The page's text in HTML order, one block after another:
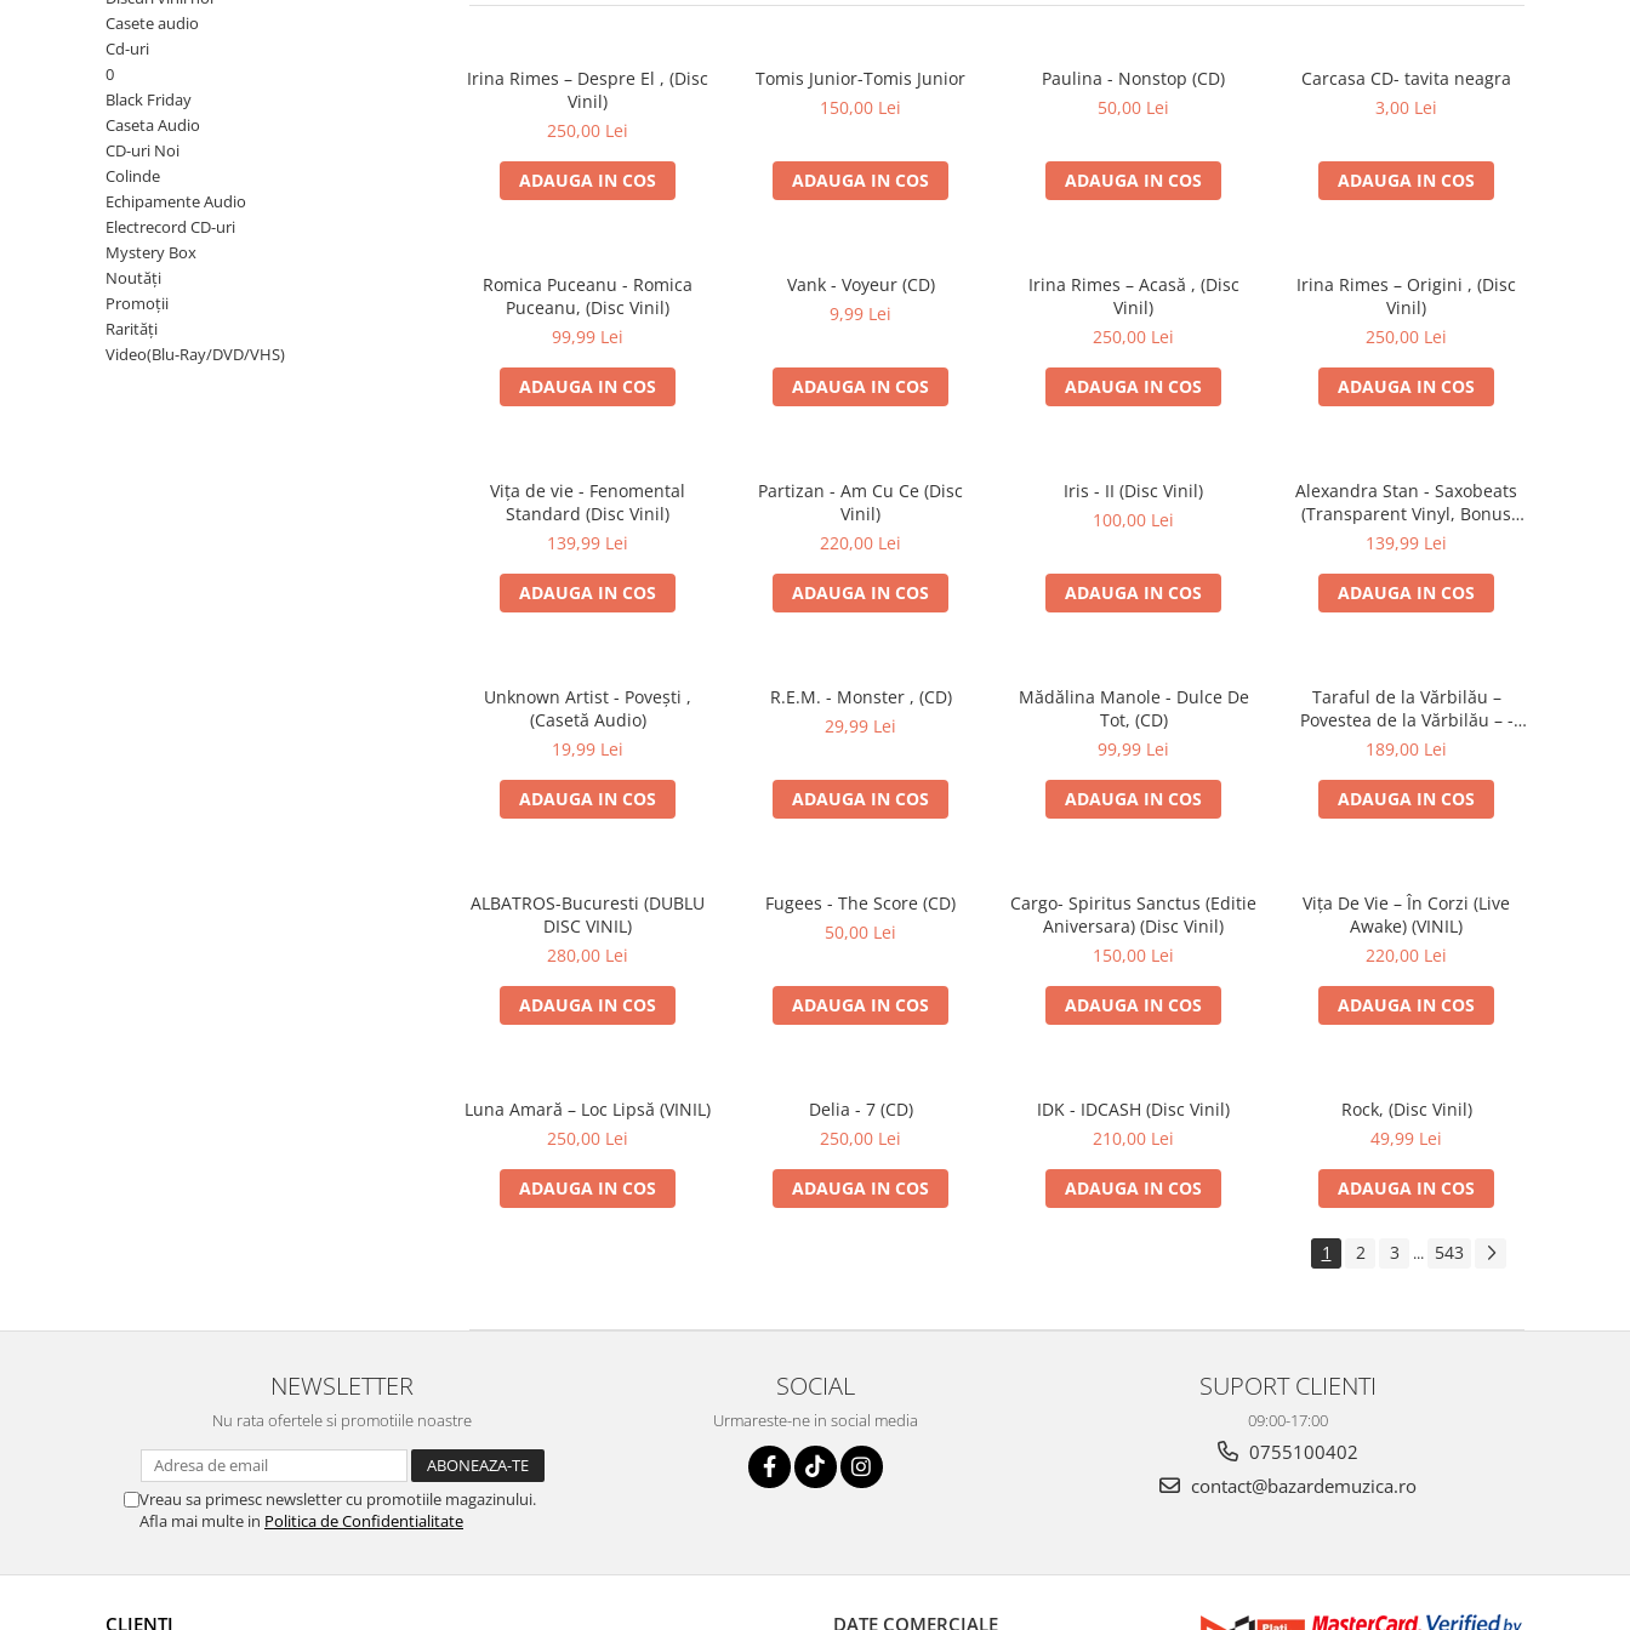
Viniluri Românești
Colecția Electrecord
Casete audio
Cd-uri
0
Black Friday
Caseta Audio
CD-uri Noi
Colinde
Echipamente Audio
Electrecord CD-uri
Mystery Box
Noutăți
Promoții
Rarități
Video(Blu-Ray/DVD/VHS)
Irina Rimes – Despre El , (Disc
Vinil)
250,00 Lei
ADAUGA IN COS
Tomis Junior-Tomis Junior
150,00 Lei
ADAUGA IN COS
Paulina - Nonstop (CD)
50,00 Lei
ADAUGA IN COS
Carcasa CD- tavita neagra
3,00 Lei
ADAUGA IN COS
Romica Puceanu - Romica
Puceanu, (Disc Vinil)
99,99 Lei
ADAUGA IN COS
Vank - Voyeur (CD)
9,99 Lei
ADAUGA IN COS
Irina Rimes – Acasă , (Disc
Vinil)
250,00 Lei
ADAUGA IN COS
Irina Rimes – Origini , (Disc
Vinil)
250,00 Lei
ADAUGA IN COS
Vița de vie - Fenomental
Standard (Disc Vinil)
139,99 Lei
ADAUGA IN COS
Partizan - Am Cu Ce (Disc
Vinil)
220,00 Lei
ADAUGA IN COS
Iris - II (Disc Vinil)
100,00 Lei
ADAUGA IN COS
Alexandra Stan - Saxobeats
(Transparent Vinyl, Bonus
Tracks) ) (Disc Vinil)
139,99 Lei
ADAUGA IN COS
Unknown Artist - Povești ,
(Casetă Audio)
19,99 Lei
ADAUGA IN COS
R.E.M. - Monster , (CD)
29,99 Lei
ADAUGA IN COS
Mădălina Manole - Dulce De
Tot, (CD)
99,99 Lei
ADAUGA IN COS
Taraful de la Vărbilău –
Povestea de la Vărbilău – -
Electrecord, (Disc Vinil)
189,00 Lei
ADAUGA IN COS
ALBATROS-Bucuresti (DUBLU
DISC VINIL)
280,00 Lei
ADAUGA IN COS
Fugees - The Score (CD)
50,00 Lei
ADAUGA IN COS
Cargo- Spiritus Sanctus (Editie
Aniversara) (Disc Vinil)
150,00 Lei
ADAUGA IN COS
Vița De Vie – În Corzi (Live
Awake) (VINIL)
220,00 Lei
ADAUGA IN COS
Luna Amară – Loc Lipsă (VINIL)
250,00 Lei
ADAUGA IN COS
Delia - 7 (CD)
250,00 Lei
ADAUGA IN COS
IDK - IDCASH (Disc Vinil)
210,00 Lei
ADAUGA IN COS
Rock, (Disc Vinil)
49,99 Lei
ADAUGA IN COS
1 2 3 ... 543
NEWSLETTER
Nu rata ofertele si promotiile noastre
Vreau sa primesc newsletter cu promotiile magazinului.
Afla mai multe in Politica de Confidentialitate
SOCIAL
Urmareste-ne in social media
SUPORT CLIENTI
09:00-17:00
0755100402
contact@bazardemuzica.ro
CLIENTI DATE COMERCIALE